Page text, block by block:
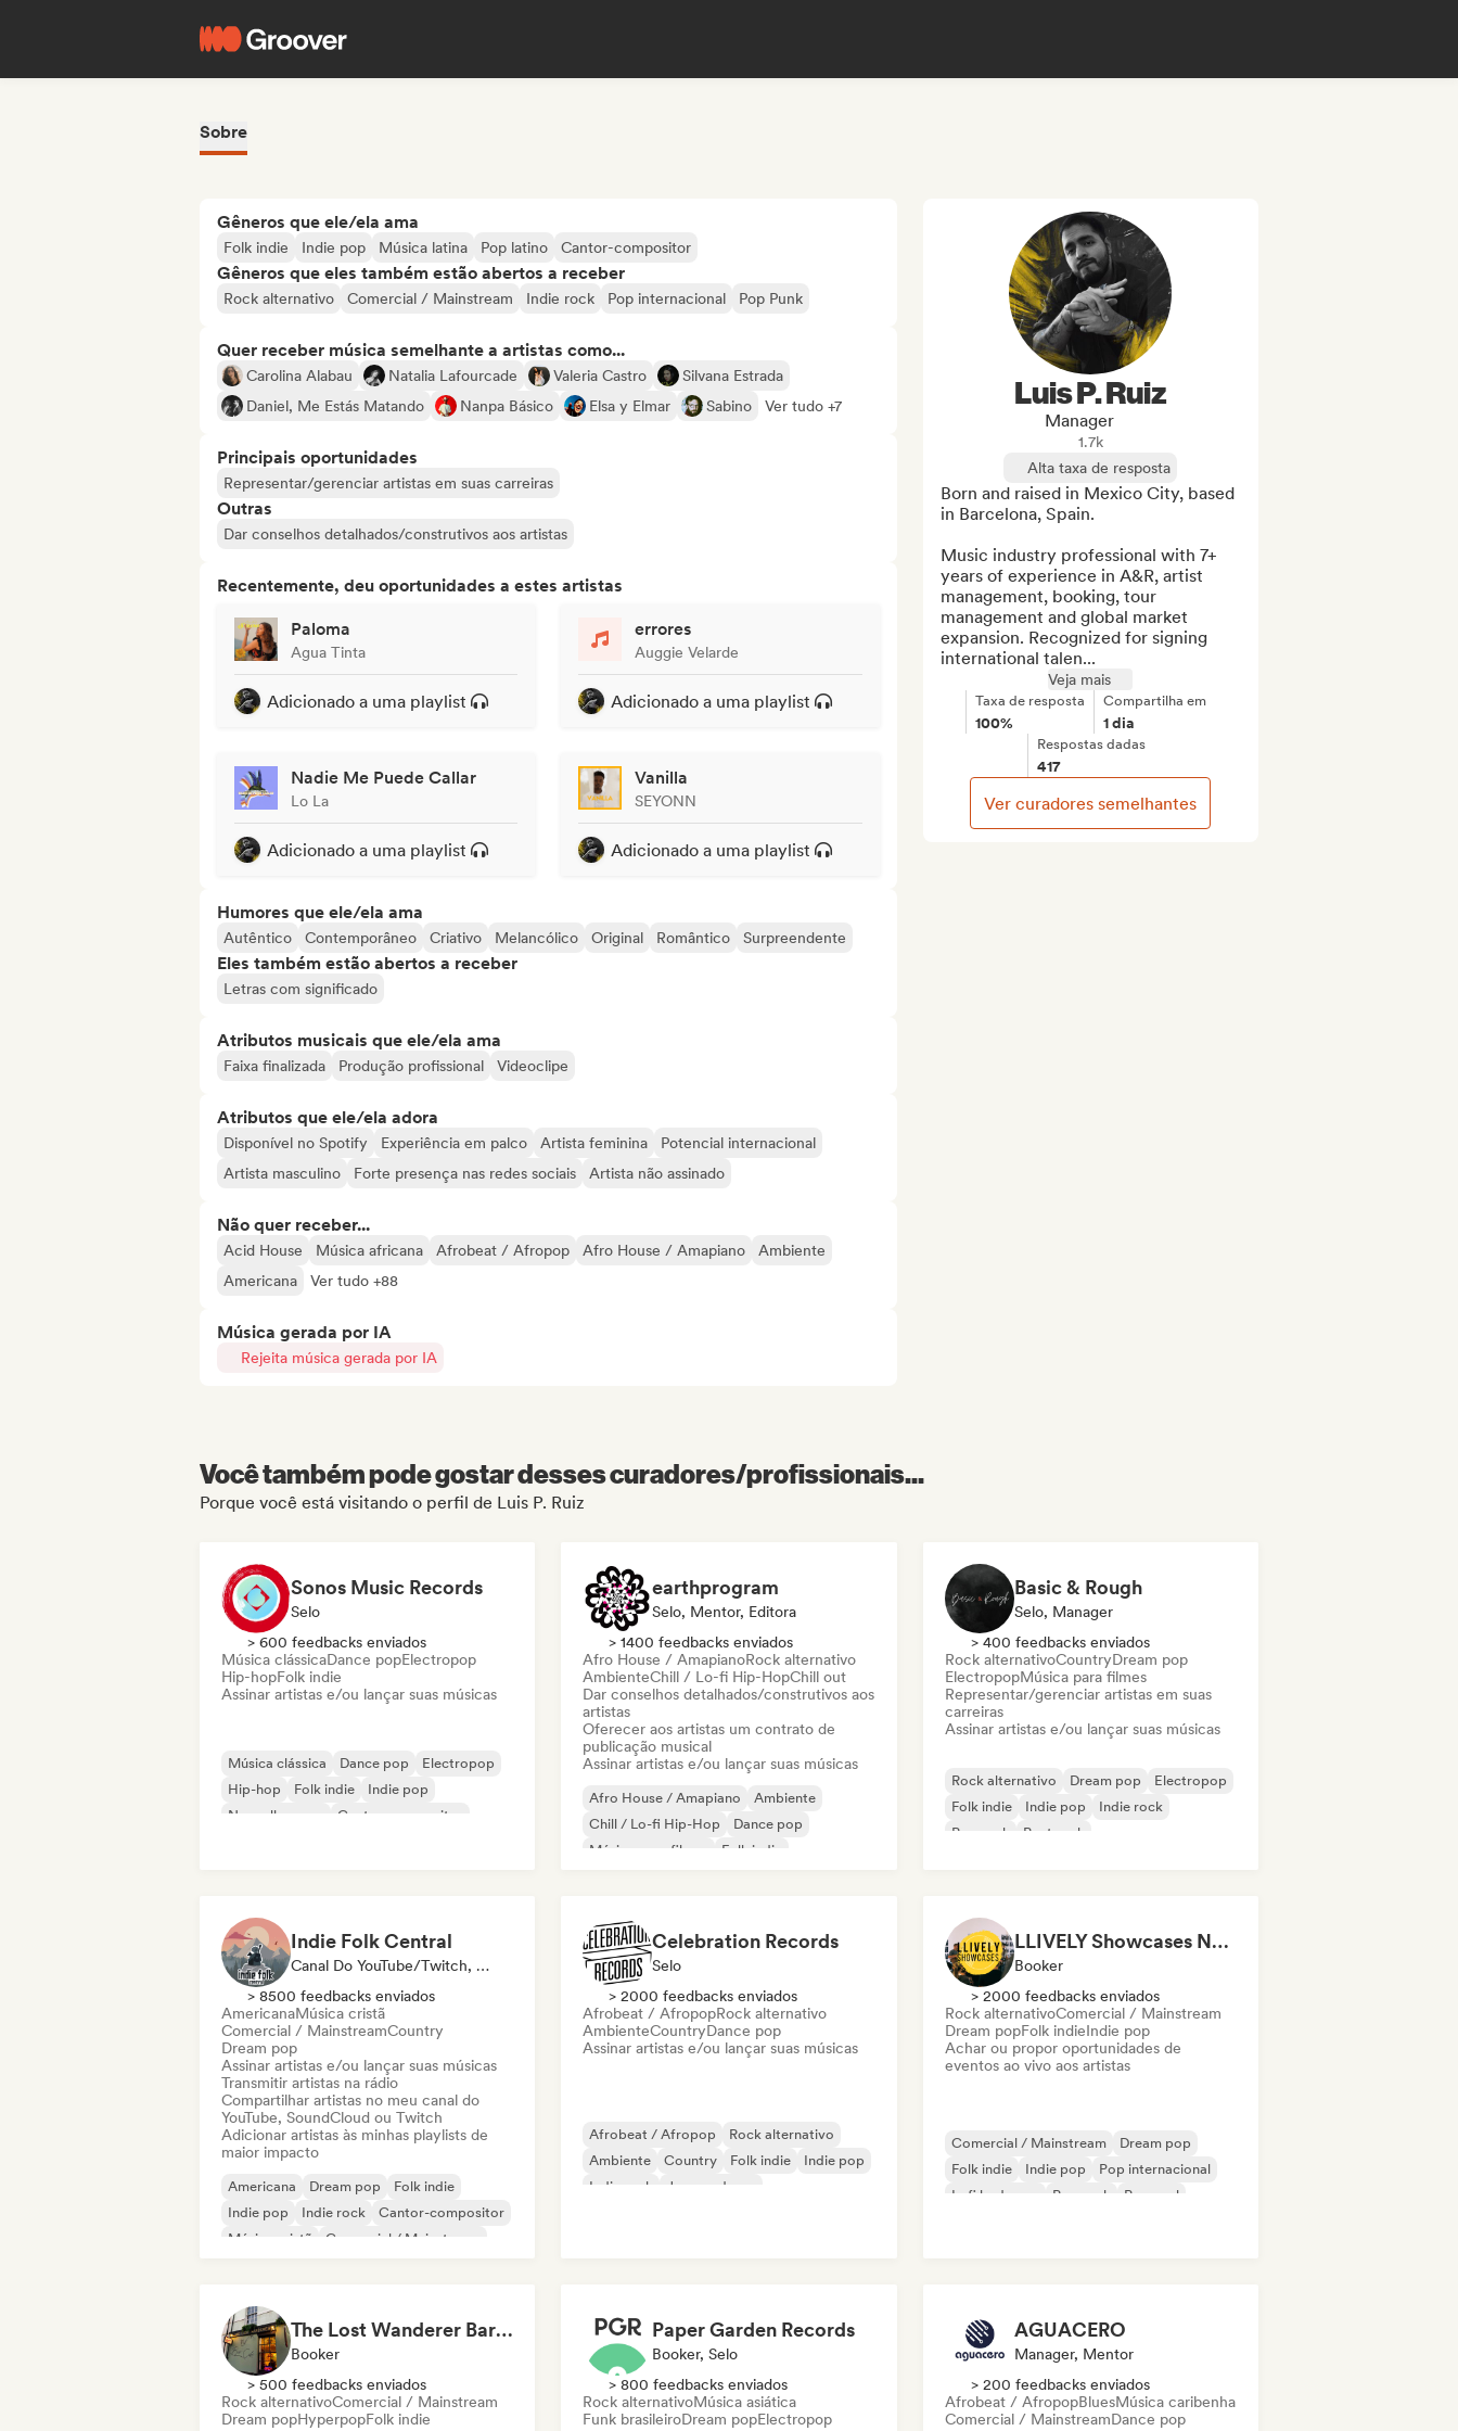
Sobre
Gêneros que ele/ela ama
Folk indie Indie pop Música latina Pop latino Cantor-compositor
Gêneros que eles também estão abertos a receber
Rock alternativo Comercial / Mainstream Indie rock Pop internacional Pop Punk
Quer receber música semelhante a artistas como...
Carolina Alabau Natalia Lafourcade Valeria Castro
Silvana Estrada
Daniel, Me Estás Matando
Nanpa Básico Elsa y Elmar Sabino Ver tudo +7
Principais oportunidades
Representar/gerenciar artistas em suas carreiras
Outras
Dar conselhos detalhados/construtivos aos artistas
Recentemente, deu oportunidades a estes artistas
Paloma
Agua Tinta
Adicionado a uma playlist
errores
Auggie Velarde
Adicionado a uma playlist
Nadie Me Puede Callar
Lo La
Adicionado a uma playlist
Vanilla
SEYONN
Adicionado a uma playlist
Humores que ele/ela ama
Autêntico Contemporâneo Criativo Melancólico Original Romântico Surpreendente
Eles também estão abertos a receber
Letras com significado
Atributos musicais que ele/ela ama
Faixa finalizada Produção profissional Videoclipe
Atributos que ele/ela adora
Disponível no Spotify Experiência em palco Artista feminina
Potencial internacional
Artista masculino
Forte presença nas redes sociais Artista não assinado
Não quer receber...
Acid House Música africana Afrobeat / Afropop Afro House / Amapiano
Ambiente
Americana
Ver tudo +88
Música gerada por IA
Rejeita música gerada por IA
Luis P. Ruiz
Manager
1.7k
Alta taxa de resposta
Born and raised in Mexico City, based
in Barcelona, Spain.
Music industry professional with 7+
years of experience in A&R, artist
management, booking, tour
management and global market
expansion. Recognized for signing
international talen...
Veja mais
Taxa de resposta
100%
Compartilha em
1 dia
Respostas dadas
417
Ver curadores semelhantes
Você também pode gostar desses curadores/profissionais...
Porque você está visitando o perfil de Luis P. Ruiz
Sonos Music Records
Selo
> 600 feedbacks enviados
Música clássicaDance popElectropop
Hip-hopFolk indie
Assinar artistas e/ou lançar suas músicas
Música clássica Dance pop
Electropop
Hip-hop
Folk indie
Indie pop
Nouvelle scene
Cantor-compositor
earthprogram
Selo, Mentor, Editora
> 1400 feedbacks enviados
Afro House / AmapianoRock alternativo
AmbienteChill / Lo-fi Hip-HopChill out
Dar conselhos detalhados/construtivos aos
artistas
Oferecer aos artistas um contrato de
publicação musical
Assinar artistas e/ou lançar suas músicas
Afro House / Amapiano
Ambiente
Chill / Lo-fi Hip-Hop
Dance pop
Música para filmes
Folk indie
Basic & Rough
Selo, Manager
> 400 feedbacks enviados
Rock alternativoCountryDream pop
ElectropopMúsica para filmes
Representar/gerenciar artistas em suas
carreiras
Assinar artistas e/ou lançar suas músicas
Rock alternativo Dream pop
Electropop
Folk indie
Indie pop
Indie rock
Pop rock
Post rock
Indie Folk Central
Canal Do YouTube/Twitch, Selo, Playlist, Rádio
> 8500 feedbacks enviados
AmericanaMúsica cristã
Comercial / MainstreamCountry
Dream pop
Assinar artistas e/ou lançar suas músicas
Transmitir artistas na rádio
Compartilhar artistas no meu canal do
YouTube, SoundCloud ou Twitch
Adicionar artistas às minhas playlists de
maior impacto
Americana Dream pop
Folk indie
Indie pop
Indie rock
Cantor-compositor
Música cristã
Comercial / Mainstream
Celebration Records
Selo
> 2000 feedbacks enviados
Afrobeat / AfropopRock alternativo
AmbienteCountryDance pop
Assinar artistas e/ou lançar suas músicas
Afrobeat / Afropop
Rock alternativo
Ambiente
Country Folk indie
Indie pop
Indie rock
Jazz moderno
LLIVELY Showcases Newcastle
Booker
> 2000 feedbacks enviados
Rock alternativoComercial / Mainstream
Dream popFolk indieIndie pop
Achar ou propor oportunidades de
eventos ao vivo aos artistas
Comercial / Mainstream
Dream pop
Folk indie
Indie pop
Pop internacional
Lofi bedroom
Pop rock Pop soul
The Lost Wanderer Bar Café in Newcastle
Booker
> 500 feedbacks enviados
Rock alternativoComercial / Mainstream
Dream popHyperpopFolk indie
Paper Garden Records
Booker, Selo
> 800 feedbacks enviados
Rock alternativoMúsica asiática
Funk brasileiroDream popElectropop
AGUACERO
Manager, Mentor
> 200 feedbacks enviados
Afrobeat / AfropopBluesMúsica caribenha
Comercial / MainstreamDance pop